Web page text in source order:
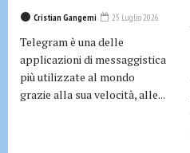
Cristian Gangemi 25 Luglio 2026
Telegram è una delle
applicazioni di messaggistica
più utilizzate al mondo
grazie alla sua velocità, alle...